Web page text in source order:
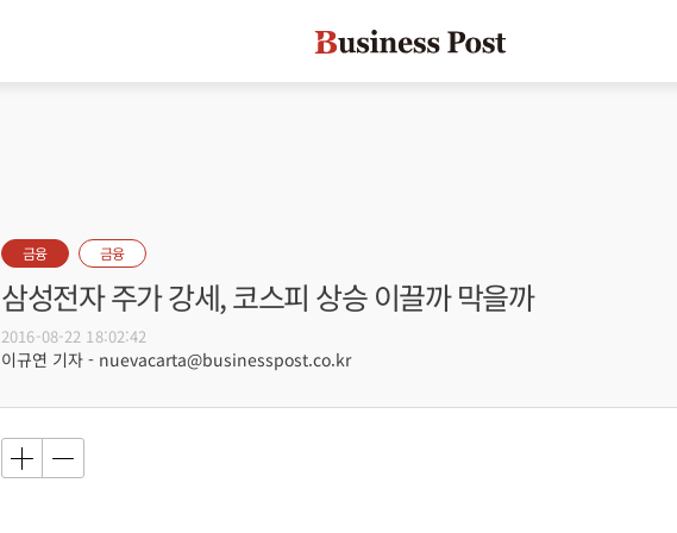
금융 금융
삼성전자 주가 강세, 코스피 상승 이끌까 막을까
2016-08-22 18:02:42
이규연 기자 - nuevacarta@businesspost.co.kr